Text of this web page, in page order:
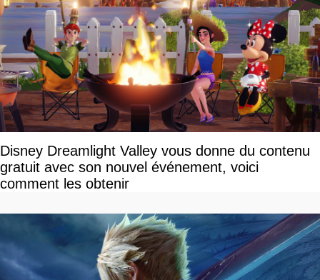
Disney Dreamlight Valley vous donne du contenu
gratuit avec son nouvel événement, voici
comment les obtenir